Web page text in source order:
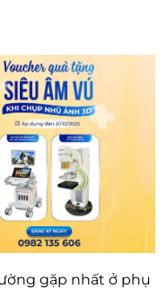
gặp nhất ở phụ